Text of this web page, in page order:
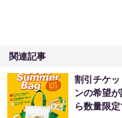
関連記事
割引チケ
ンの希望
ら数量限定